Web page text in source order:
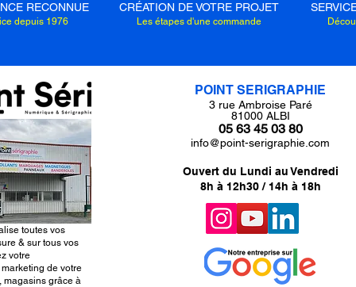
RECONNUE
depuis 1976
CRÉATION DE VOTRE PROJET
Les étapes d'une commande
toutes vos
& sur tous vos
votre
de votre
magasins grâce à
POINT SERIGRAPHIE
3 rue Ambroise Paré
81000 ALBI
05 63 45 03 80
info@point-serigraphie.com
Ouvert du Lundi au Vendredi
8h à 12h30 / 14h à 18h